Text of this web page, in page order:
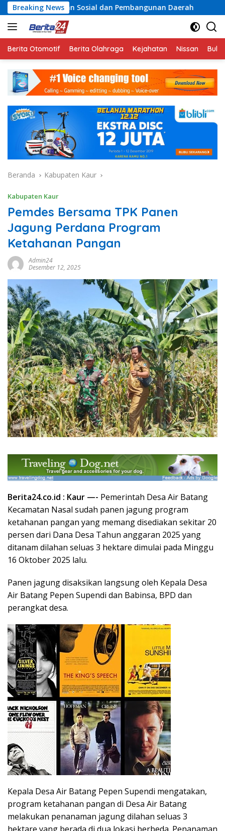
Langsung
ke
konten
Breaking News
Sosial dan Pembangunan Daerah Rayakan
Berita Otomotif Berita Olahraga Kejahatan Nissan
Beranda Kabupaten Kaur
Kabupaten Kaur
Pemdes Bersama TPK Panen
Jagung Perdana Program
Ketahanan Pangan
Admin24
Desember 12, 2025
Berita24.co.id : Kaur —- Pemerintah Desa Air Batang
Kecamatan Nasal sudah panen jagung program
ketahanan pangan yang memang disediakan sekitar 20
persen dari Dana Desa Tahun anggaran 2025 yang
ditanam dilahan seluas 3 hektare dimulai pada Minggu
16 Oktober 2025 lalu.
Panen jagung disaksikan langsung oleh Kepala Desa
Air Batang Pepen Supendi dan Babinsa, BPD dan
perangkat desa.
Kepala Desa Air Batang Pepen Supendi mengatakan,
program ketahanan pangan di Desa Air Batang
melakukan penanaman jagung dilahan seluas 3